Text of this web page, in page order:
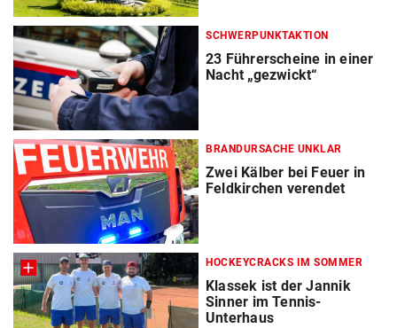
SCHWERPUNKTAKTION
23 Führerscheine in einer
Nacht „gezwickt“
BRANDURSACHE UNKLAR
Zwei Kälber bei Feuer in
Feldkirchen verendet
HOCKEYCRACKS IM SOMMER
Klassek ist der Jannik
Sinner im Tennis-
Unterhaus